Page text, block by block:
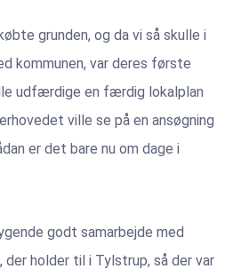
grunden, og da vi så skulle i
kommunen, var deres første
udfærdige en færdig lokalplan
ville se på en ansøgning
er det bare nu om dage i
godt samarbejde med
der holder til i Tylstrup, så der var